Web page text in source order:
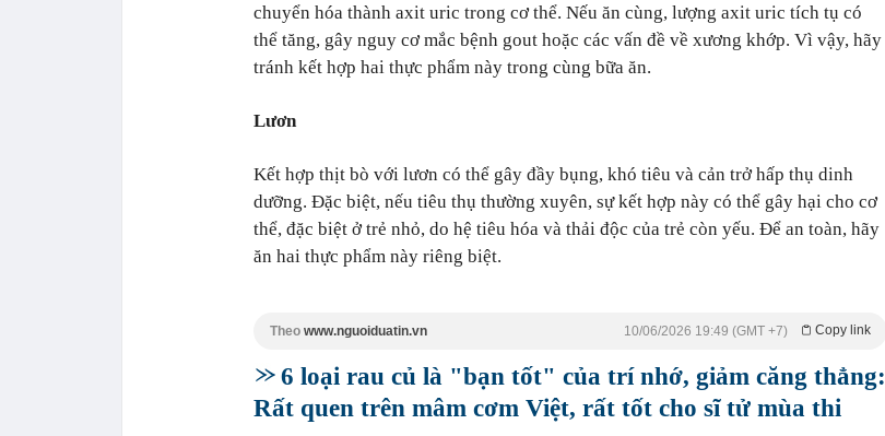
chuyển hóa thành axit uric trong cơ thể. Nếu ăn cùng, lượng axit uric tích tụ có
thể tăng, gây nguy cơ mắc bệnh gout hoặc các vấn đề về xương khớp. Vì vậy, hãy
tránh kết hợp hai thực phẩm này trong cùng bữa ăn.
Lươn
Kết hợp thịt bò với lươn có thể gây đầy bụng, khó tiêu và cản trở hấp thụ dinh
dưỡng. Đặc biệt, nếu tiêu thụ thường xuyên, sự kết hợp này có thể gây hại cho cơ
thể, đặc biệt ở trẻ nhỏ, do hệ tiêu hóa và thải độc của trẻ còn yếu. Để an toàn, hãy
ăn hai thực phẩm này riêng biệt.
Theo www.nguoiduatin.vn Copy link
10/06/2026 19:49 (GMT +7)
6 loại rau củ là "bạn tốt" của trí nhớ, giảm căng thẳng:
Rất quen trên mâm cơm Việt, rất tốt cho sĩ tử mùa thi